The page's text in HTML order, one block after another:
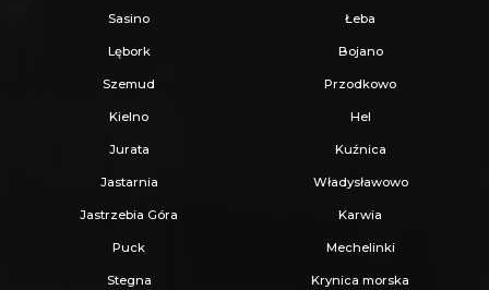
KUP Z NAMI - NAJKORZYSTNIEJ,
NAJSZYBCIEJ I BEZPIECZNIE!
Jeżeli zainteresowało Cię powyższe ogłoszenie
- Zadzwoń pod wskazany nr tel.
- Umów się na Prezentację,
- Przyjedź i Obejrzyj na żywo,
Sasino Łeba
Lębork Bojano
Szemud Przodkowo
Kielno Hel
Jurata Kuźnica
Jastarnia Władysławowo
Jastrzebia Góra Karwia
Puck Mechelinki
Stegna Krynica morska